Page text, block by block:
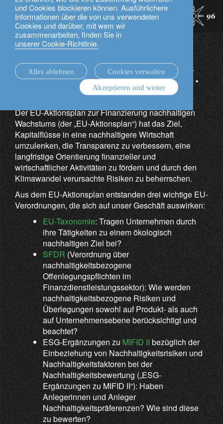
und Cookies blockieren können. Ausführlichere
Informationen über die von uns verwendeten
Cookies und darüber, mit wem wir
zusammenarbeiten, finden Sie in
unserer Cookie-Richtlinie.
Alles ablehnen
Cookies verwalten
Akzeptieren und weiter
Deutsch
Nachhaltigkeit. Überblick über die Regulierung in der EU.
Überblick über die
Regulierung in der EU.
Der EU-Aktionsplan zur Finanzierung nachhaltigen
Wachstums (der „EU-Aktionsplan“) hat das Ziel,
Kapitalflüsse in eine nachhaltigere Wirtschaft
umzulenken, die Transparenz zu verbessern, eine
langfristige Orientierung finanzieller und
wirtschaftlicher Aktivitäten zu fördern und durch den
Klimawandel verursachte Risiken zu beherrschen.
Aus dem EU-Aktionsplan entstanden drei wichtige EU-
Verordnungen, die sich auf unser Geschäft auswirken:
EU-Taxonomie: Tragen Unternehmen durch
ihre Tätigkeiten zu einem ökologisch
nachhaltigen Ziel bei?
SFDR (Verordnung über
nachhaltigkeitsbezogene
Offenlegungspflichten im
Finanzdienstleistungssektor): Wie werden
nachhaltigkeitsbezogene Risiken und
Überlegungen sowohl auf Produkt- als auch
auf Unternehmensebene berücksichtigt und
beachtet?
ESG-Ergänzungen zu MIFID II bezüglich der
Einbeziehung von Nachhaltigkeitsrisiken und
Nachhaltigkeitsfaktoren bei der
Nachhaltigkeitsbewertung („ESG-
Ergänzungen zu MIFID II“): Haben
Anlegerinnen und Anleger
Nachhaltigkeitspräferenzen? Wie sind diese
zu bewerten?